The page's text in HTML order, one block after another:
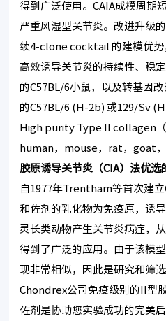
得到广泛使用。CAIA成模周期
严重风湿型关节炎。改进升级
续4-clone cocktail 的建模优势
高效诱导关节炎的持续性、稳
的C57BL/6小鼠，以及转基因
的C57BL/6 (H-2b) 或129/Sv
High purity Type II collagen
human，mouse，rat，goat
胶原诱导关节炎（CIA）法优选
自1977年Trentham等首次建
和佐剂的乳化物为免疫原，诱
灵长类动物产生关节炎病症，
得到了广泛的应用。由于该模
现非常相似，因此是研究和筛
Chondrex公司免疫级别的II型
佐剂是协助您实验成功的完美后